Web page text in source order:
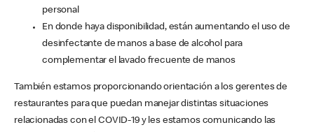
personal
En donde haya disponibilidad, están aumentando el uso de
desinfectante de manos a base de alcohol para
complementar el lavado frecuente de manos
También estamos proporcionando orientación a los gerentes de
restaurantes para que puedan manejar distintas situaciones
relacionadas con el COVID-19 y les estamos comunicando las